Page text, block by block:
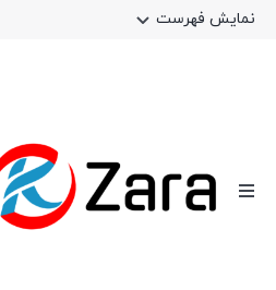
نمایش فهرست